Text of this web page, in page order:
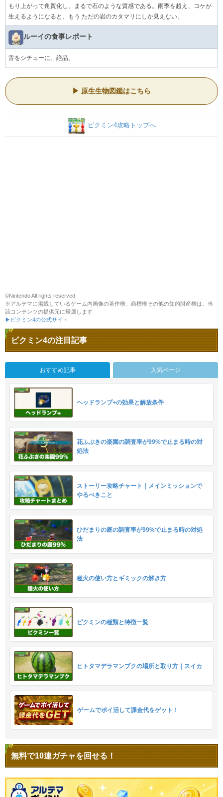
もり上がって角質化し、まるで石のような質感である。雨季を超え、コケが
生えるようになると、もう ただの岩のカタマリにしか見えない。
ルーイの食事レポート
舌をシチューに。絶品。
原生生物図鑑はこちら
ピクミン4攻略トップへ
©Nintendo All rights reserved.
※アルテマに掲載しているゲーム内画像の著作権、商標権その他の知的財産権は、当
該コンテンツの提供元に帰属します
▶ピクミン4の公式サイト
ピクミン4の注目記事
おすすめ記事 人気ページ
ヘッドランプ+の効果と解放条件
花ふぶきの楽園の調査率が99%で止まる時の対
処法
ストーリー攻略チャート｜メインミッションで
やるべきこと
ひだまりの庭の調査率が99%で止まる時の対処
法
種火の使い方とギミックの解き方
ピクミンの種類と特徴一覧
ヒトタマデラマンプクの場所と取り方｜スイカ
ゲームでポイ活して課金代をゲット！
無料で10連ガチャを回せる！